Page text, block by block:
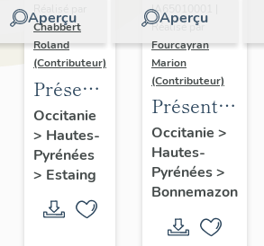
Aperçu
Chabbert
Roland
(Contributeur)
Présentation
de
l'opération
d'inventaire
commune
Occitanie
> Hautes-
Pyrénées
> Estaing
Aperçu
IA65010001 |
Réalisé par
Fourcayran
Marion
(Contributeur)
Présentation
de l'étude
des
communes
Occitanie >
Hautes-
Pyrénées>
Bonnemazon